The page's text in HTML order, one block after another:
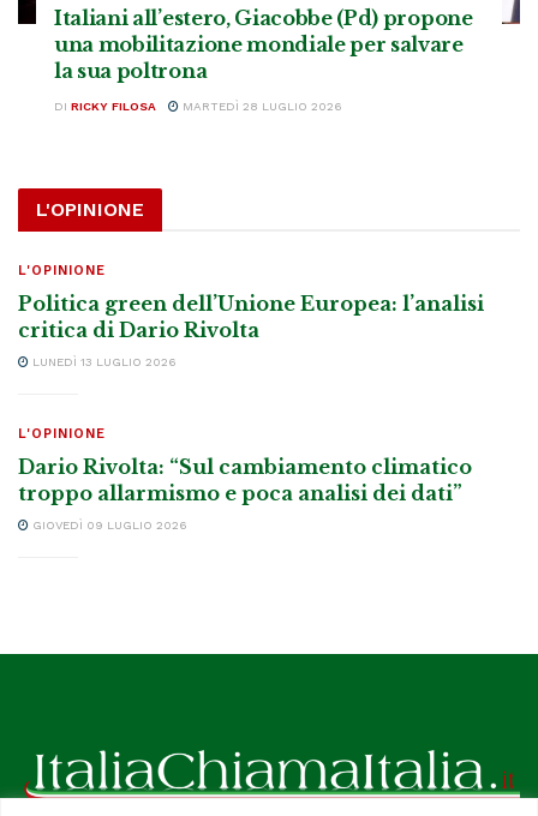
Italiani all’estero, Giacobbe (Pd) propone
una mobilitazione mondiale per salvare
la sua poltrona
DI RICKY FILOSA MARTEDÌ 28 LUGLIO 2026
L'OPINIONE
L'OPINIONE
Politica green dell’Unione Europea: l’analisi
critica di Dario Rivolta
LUNEDÌ 13 LUGLIO 2026
L'OPINIONE
Dario Rivolta: “Sul cambiamento climatico
troppo allarmismo e poca analisi dei dati”
GIOVEDÌ 09 LUGLIO 2026